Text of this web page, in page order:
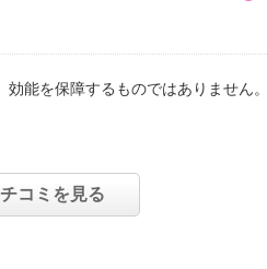
能を保障するものではありません。
コミを見る